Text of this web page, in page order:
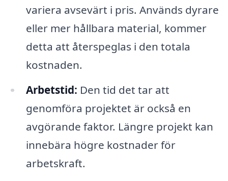
variera avsevärt i pris. Används dyrare
eller mer hållbara material, kommer
detta att återspeglas i den totala
kostnaden.
Arbetstid: Den tid det tar att
genomföra projektet är också en
avgörande faktor. Längre projekt kan
innebära högre kostnader för
arbetskraft.